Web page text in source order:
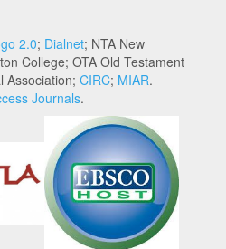
2.0; Dialnet; NTA New
College; OTA Old Testament
Association; CIRC; MIAR.
Journals.